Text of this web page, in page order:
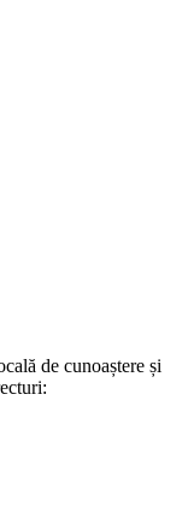
de cunoaștere și